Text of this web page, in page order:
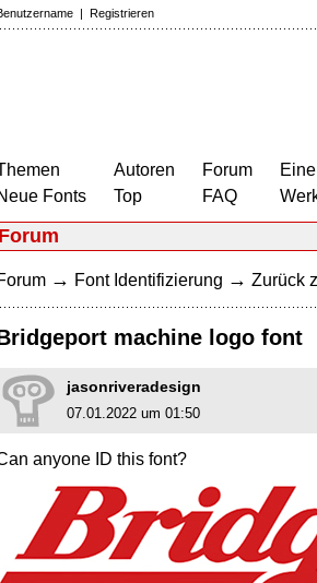
| Registrieren
Fonts
Autoren
Top
Forum
FAQ
Forum
→ Font Identifizierung → Zurück
machine logo font
jasonriveradesign
07.01.2022 um 01:50
anyone ID this font?